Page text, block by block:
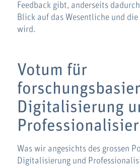
Feedback gibt, anderseits
Blick auf das Wesentliche und
wird.
Votum für
Digitalisierung
Was wir angesichts des grossen
Digitalisierung und